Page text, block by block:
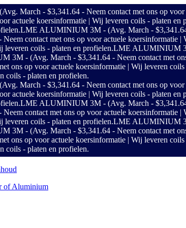
March - $3,341.64 - Neem contact met ons op voor
actuele koersinformatie | Wij leveren coils - platen en
LME ALUMINIUM 3M - (Avg. March - $3,341.64
contact met ons op voor actuele koersinformatie |
leveren coils - platen en profielen.LME ALUMINIUM
3M - (Avg. March - $3,341.64 - Neem contact met
ons op voor actuele koersinformatie | Wij leveren
coils - platen en profielen.
March - $3,341.64 - Neem contact met ons op voor
actuele koersinformatie | Wij leveren coils - platen en
LME ALUMINIUM 3M - (Avg. March - $3,341.64
contact met ons op voor actuele koersinformatie |
leveren coils - platen en profielen.LME ALUMINIUM
3M - (Avg. March - $3,341.64 - Neem contact met
ons op voor actuele koersinformatie | Wij leveren
coils - platen en profielen.
of Aluminium